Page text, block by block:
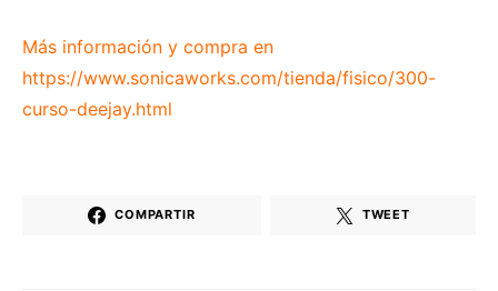
Más información y compra en
https://www.sonicaworks.com/tienda/fisico/300-
curso-deejay.html
COMPARTIR TWEET